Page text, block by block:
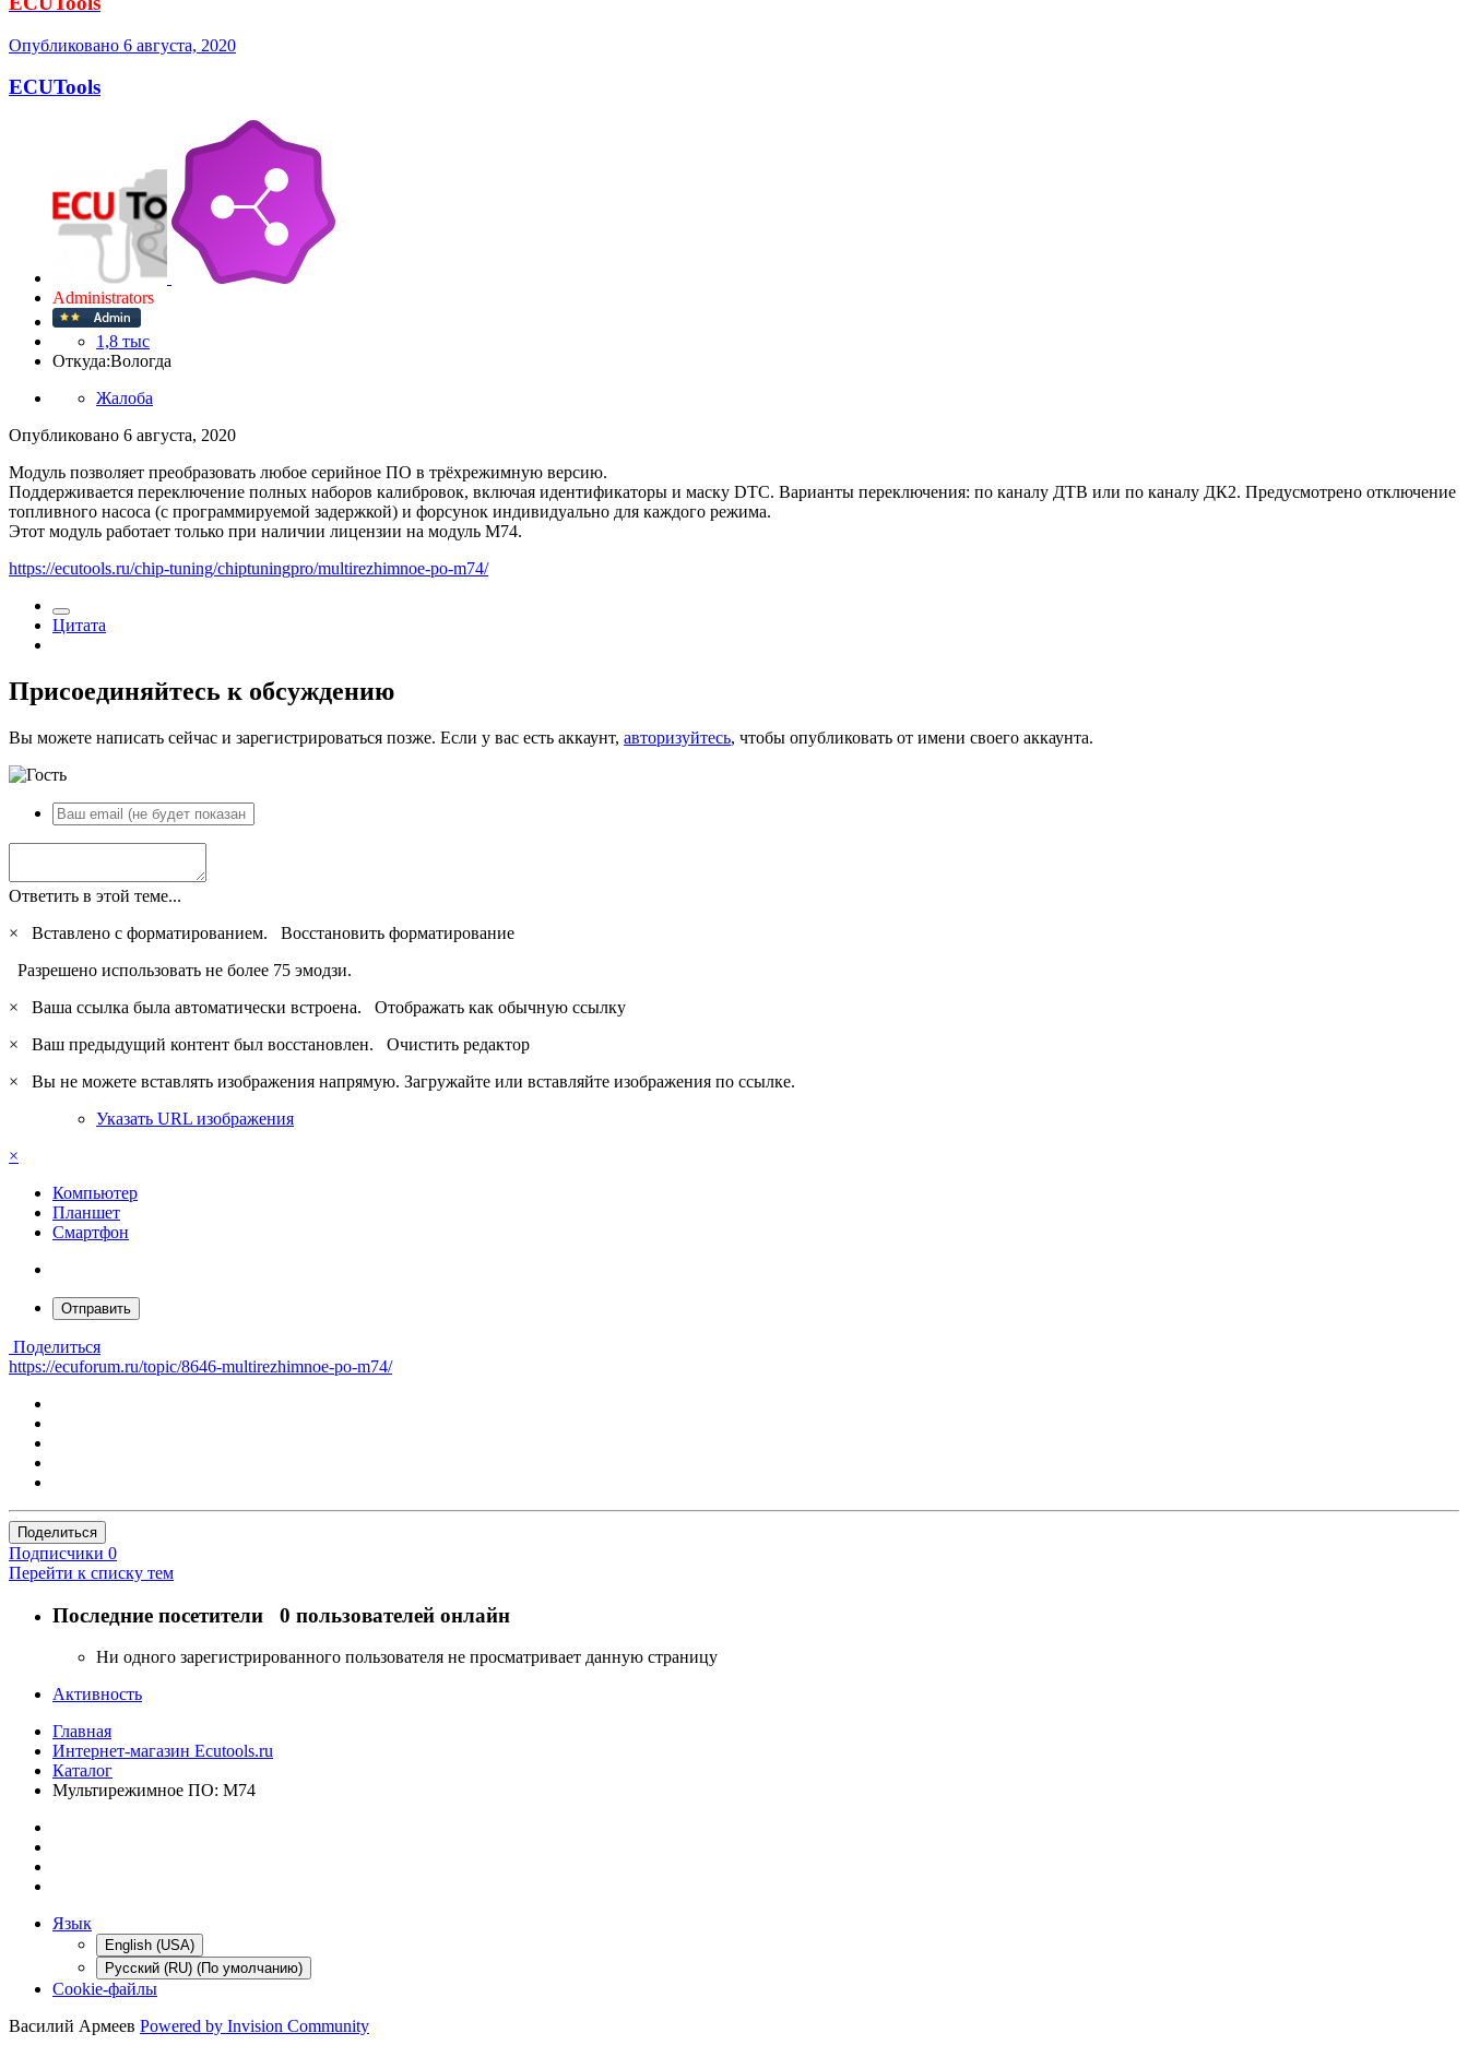
Опубликовано 6 августа, 2020
ECUTools
Administrators
1,8 тыс
Откуда:Вологда
Жалоба
Опубликовано 6 августа, 2020
Модуль позволяет преобразовать любое серийное ПО в трёхрежимную версию.
Поддерживается переключение полных наборов калибровок, включая идентификаторы и маску DTC. Варианты переключения: по каналу ДТВ или по каналу ДК2. Предусмотрено отключение
топливного насоса (с программируемой задержкой) и форсунок индивидуально для каждого режима.
Этот модуль работает только при наличии лицензии на модуль M74.
https://ecutools.ru/chip-tuning/chiptuningpro/multirezhimnoe-po-m74/
Цитата
Присоединяйтесь к обсуждению
Вы можете написать сейчас и зарегистрироваться позже. Если у вас есть аккаунт, авторизуйтесь, чтобы опубликовать от имени своего аккаунта.
Ответить в этой теме...
×
Вставлено с форматированием. Восстановить форматирование
Разрешено использовать не более 75 эмодзи.
×
Ваша ссылка была автоматически встроена. Отображать как обычную ссылку
×
Ваш предыдущий контент был восстановлен. Очистить редактор
×
Вы не можете вставлять изображения напрямую. Загружайте или вставляйте изображения по ссылке.
Указать URL изображения
×
Компьютер
Планшет
Смартфон
Отправить
Поделиться
https://ecuforum.ru/topic/8646-multirezhimnoe-po-m74/
Поделиться
Подписчики 0
Перейти к списку тем
Последние посетители 0 пользователей онлайн
Ни одного зарегистрированного пользователя не просматривает данную страницу
Активность
Главная
Интернет-магазин Ecutools.ru
Каталог
Мультирежимное ПО: M74
Язык
English (USA)
Русский (RU) (По умолчанию)
Cookie-файлы
Василий Армеев Powered by Invision Community